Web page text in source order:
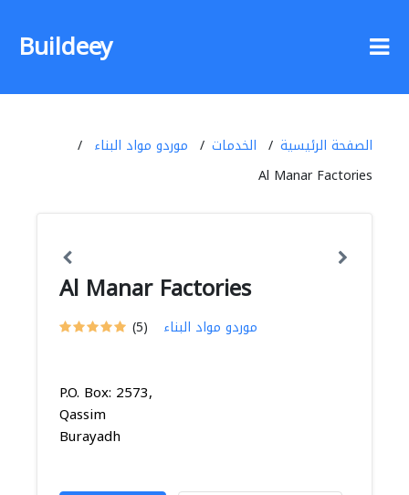
Buildeey
الصفحة الرئيسية الخدمات
موردو مواد البناء
Al Manar Factories
Al Manar Factories
(5) موردو مواد البناء
P.O. Box: 2573,
Qassim
Burayadh